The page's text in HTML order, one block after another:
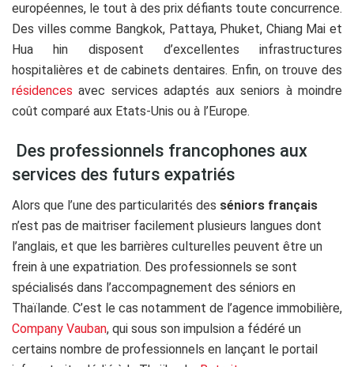
européennes, le tout à des prix défiants toute concurrence.
Des villes comme Bangkok, Pattaya, Phuket, Chiang Mai et
Hua hin disposent d’excellentes infrastructures
hospitalières et de cabinets dentaires. Enfin, on trouve des
résidencesavec services adaptés aux seniors à moindre
coût comparé aux Etats-Unis ou à l’Europe.
Des professionnels francophones aux
services des futurs expatriés
Alors que l’une des particularités des séniors français
n’est pas de maitriser facilement plusieurs langues dont
l’anglais, et que les barrières culturelles peuvent être un
frein à une expatriation. Des professionnels se sont
spécialisés dans l’accompagnement des séniors en
Thaïlande. C’est le cas notamment de l’agence immobilière,
Company Vauban, qui sous son impulsion a fédéré un
certains nombre de professionnels en lançant le portail